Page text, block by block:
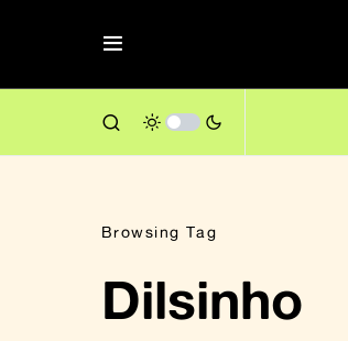
Browsing Tag
Dilsinho